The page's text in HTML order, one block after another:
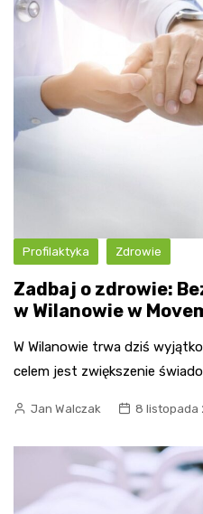
Profilaktyka Zdrowie
Zadbaj o zdrowie:
w Wilanowie w
W Wilanowie trwa dziś
celem jest zwiększenie
Jan Walczak 8 listopada